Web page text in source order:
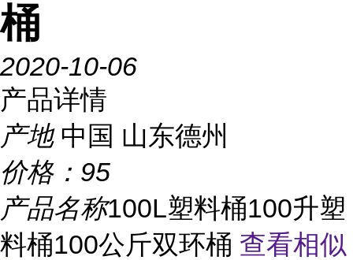
桶
2020-10-06
产品详情
产地 中国 山东德州
价格： 95
产品名称100L塑料桶100升塑
料桶100公斤双环桶 查看相似